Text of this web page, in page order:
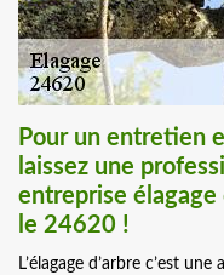
Pour un entretien
laissez une
entreprise élagage
le 24620 !
L’élagage d’arbre c’est